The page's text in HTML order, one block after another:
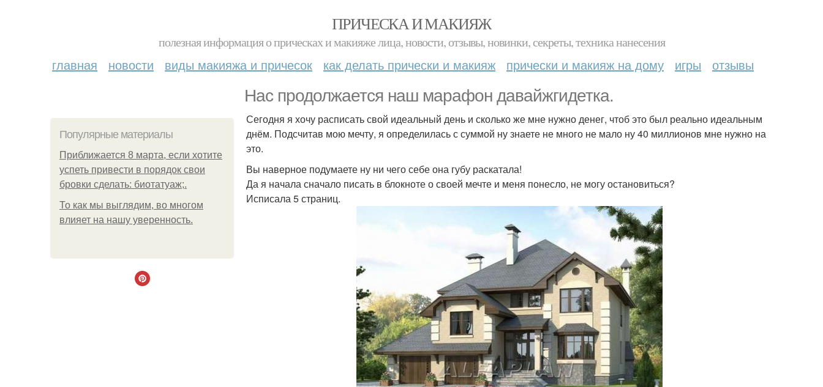
ПРИЧЕСКА И МАКИЯЖ
полезная информация о прическах и макияже лица, новости, отзывы, новинки, секреты, техника нанесения
главная новости виды макияжа и причесок как делать прически и макияж прически и макияж на дому игры отзывы
Нас продолжается наш марафон давайжгидетка.
Популярные материалы
Приближается 8 марта, если хотите
успеть привести в порядок свои
бровки сделать: биотатуаж;.
То как мы выглядим, во многом
влияет на нашу уверенность.
Сегодня я хочу расписать свой идеальный день и сколько же мне нужно денег, чтоб это был реально идеальным
днём. Подсчитав мою мечту, я определилась с суммой ну знаете не много не мало ну 40 миллионов мне нужно на
это.
Вы наверное подумаете ну ни чего себе она губу раскатала!
Да я начала сначало писать в блокноте о своей мечте и меня понесло, не могу остановиться?
Исписала 5 страниц.